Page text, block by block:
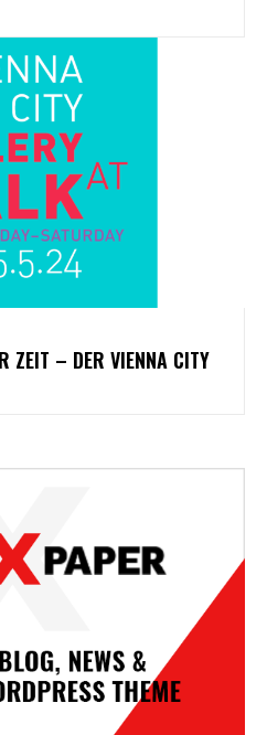
ZEIT – DER VIENNA CITY